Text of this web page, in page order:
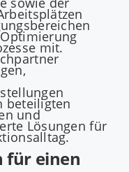
mit.
beteiligten
und
Lösungen für
für einen